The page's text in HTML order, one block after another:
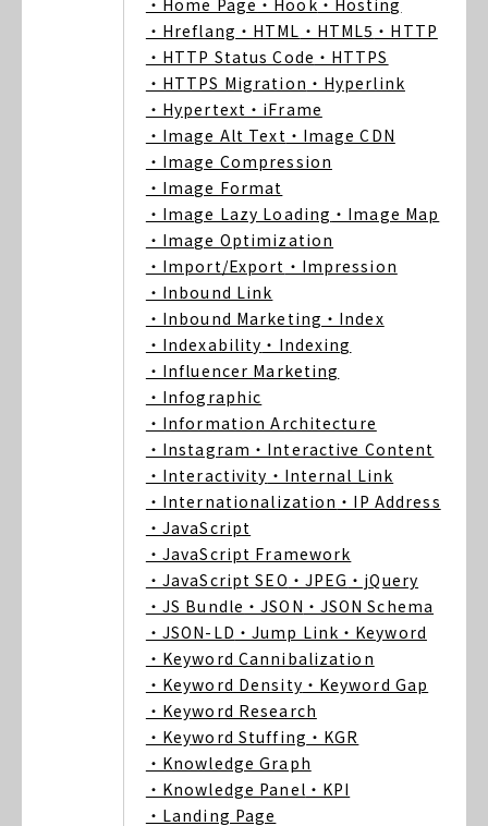
・Home Page ・Hook ・Hosting
・Hreflang ・HTML ・HTML5 ・HTTP
・HTTP Status Code ・HTTPS
・HTTPS Migration ・Hyperlink
・Hypertext ・iFrame
・Image Alt Text ・Image CDN
・Image Compression
・Image Format
・Image Lazy Loading ・Image Map
・Image Optimization
・Import/Export ・Impression
・Inbound Link
・Inbound Marketing ・Index
・Indexability ・Indexing
・Influencer Marketing
・Infographic
・Information Architecture
・Instagram ・Interactive Content
・Interactivity ・Internal Link
・Internationalization ・IP Address
・JavaScript
・JavaScript Framework
・JavaScript SEO ・JPEG ・jQuery
・JS Bundle ・JSON ・JSON Schema
・JSON-LD ・Jump Link ・Keyword
・Keyword Cannibalization
・Keyword Density ・Keyword Gap
・Keyword Research
・Keyword Stuffing ・KGR
・Knowledge Graph
・Knowledge Panel ・KPI
・Landing Page